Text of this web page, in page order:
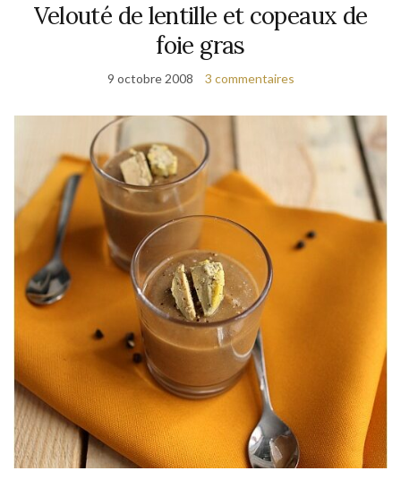
Velouté de lentille et copeaux de
foie gras
9 octobre 2008 3 commentaires